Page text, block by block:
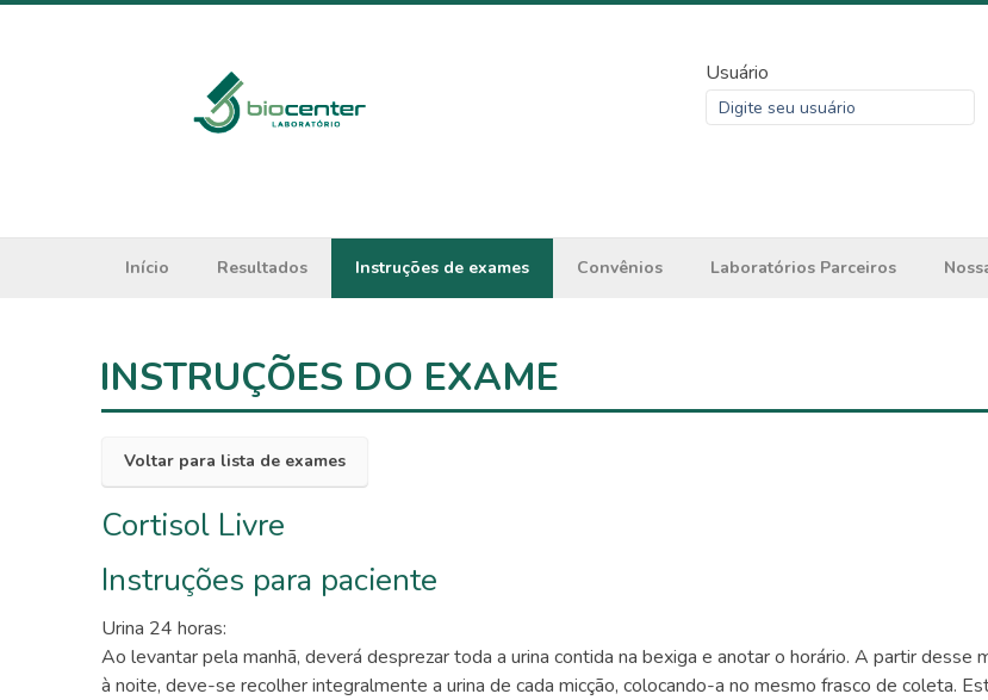
Usuário
Início Resultados Instruções de exames Convênios Laboratórios Parceiros
INSTRUÇÕES DO EXAME
Voltar para lista de exames
Cortisol Livre
Instruções para paciente
Urina 24 horas:
Ao levantar pela manhã, deverá desprezar toda a urina contida na bexiga e anotar o horário. A partir
à noite, deve-se recolher integralmente a urina de cada micção, colocando-a no mesmo frasco de coleta.